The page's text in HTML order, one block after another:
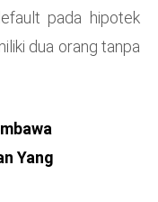
pada hipotek
dua orang tanpa
Yang